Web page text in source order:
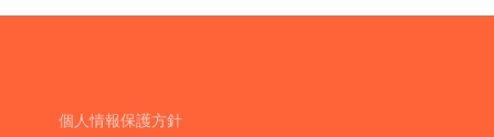
個人情報保護方針